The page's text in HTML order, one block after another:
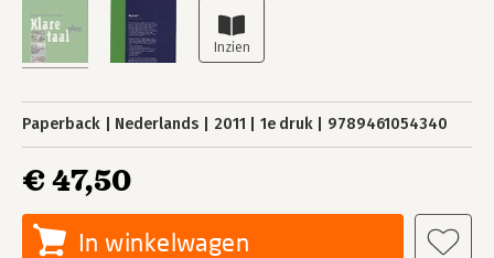
Paperback Nederlands 2011 1e druk 9789461054340
€ 47,50
In winkelwagen